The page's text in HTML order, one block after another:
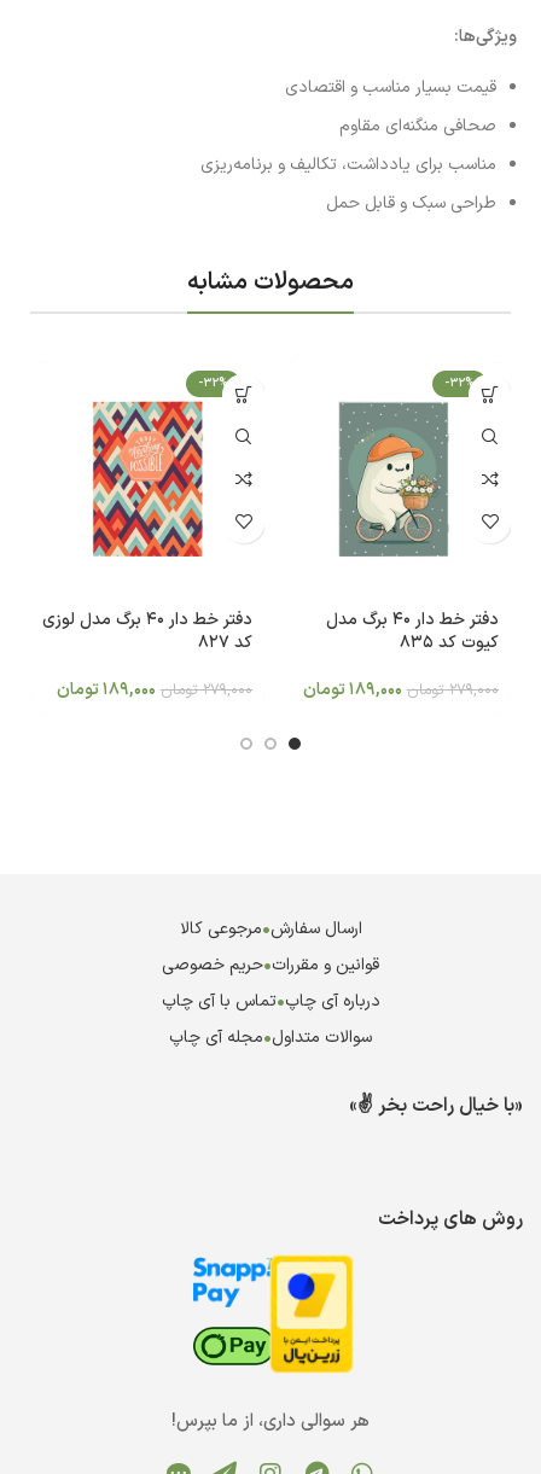
ویژگی‌ها:
قیمت بسیار مناسب و اقتصادی
صحافی منگنه‌ای مقاوم
مناسب برای یادداشت، تکالیف و برنامه‌ریزی
طراحی سبک و قابل حمل
محصولات مشابه
-32%
دفتر خط دار 40 برگ مدل
کیوت کد 835
279,000 تومان 189,000تومان
-32%
دفتر خط دار 40 برگ مدل لوزی
کد 827
279,000 تومان 189,000تومان
ارسال سفارش•مرجوعی کالا
قوانین و مقررات•حریم خصوصی
درباره آی چاپ•تماس با آی چاپ
سوالات متداول•مجله آی چاپ
«با خیال راحت بخر ✌️»
روش های پرداخت
هر سوالی داری، از ما بپرس!